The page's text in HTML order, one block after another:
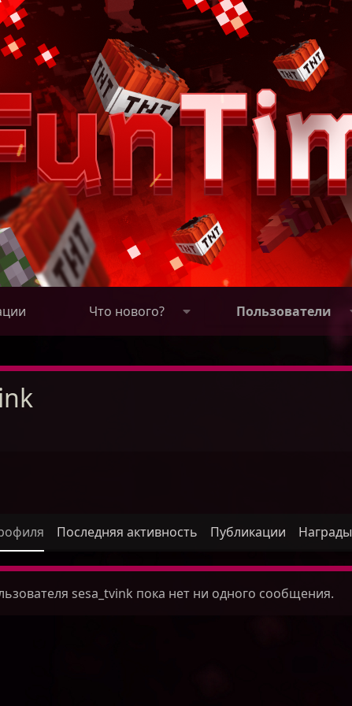
Что нового? Пользователи
Последняя активность Публикации Награды
sesa_tvink пока нет ни одного сообщения.